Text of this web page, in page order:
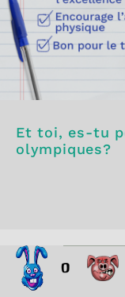
Et toi, es-tu
olympiques?
0